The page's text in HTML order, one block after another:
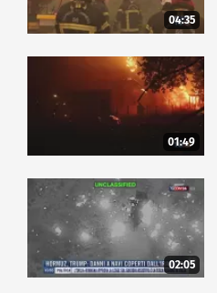
04:35
01:49
02:05